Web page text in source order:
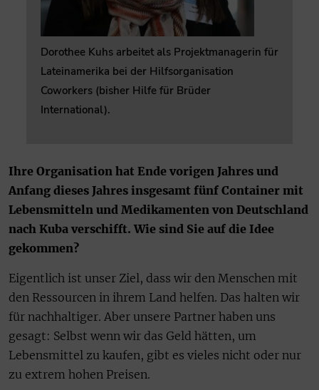
Dorothee Kuhs arbeitet als Projektmanagerin für
Lateinamerika bei der Hilfsorganisation
Coworkers (bisher Hilfe für Brüder
International).
Ihre Organisation hat Ende vorigen Jahres und
Anfang dieses Jahres insgesamt fünf Container mit
Lebensmitteln und Medikamenten von Deutschland
nach Kuba verschifft. Wie sind Sie auf die Idee
gekommen?
Eigentlich ist unser Ziel, dass wir den Menschen mit
den Ressourcen in ihrem Land helfen. Das halten wir
für nachhaltiger. Aber unsere Partner haben uns
gesagt: Selbst wenn wir das Geld hätten, um
Lebensmittel zu kaufen, gibt es vieles nicht oder nur
zu extrem hohen Preisen.